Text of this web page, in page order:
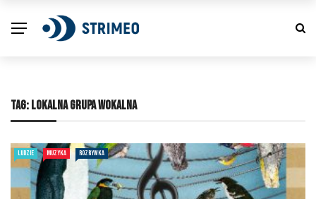
TAG: LOKALNA GRUPA WOKALNA
LUDZIE MUZYKA ROZRYWKA